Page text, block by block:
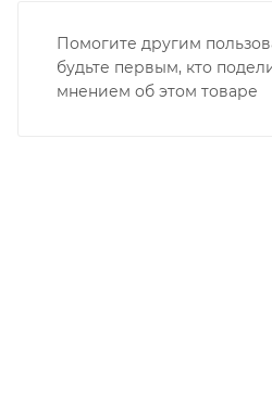
Помогите другим
будьте первым, кто
мнением об этом товаре